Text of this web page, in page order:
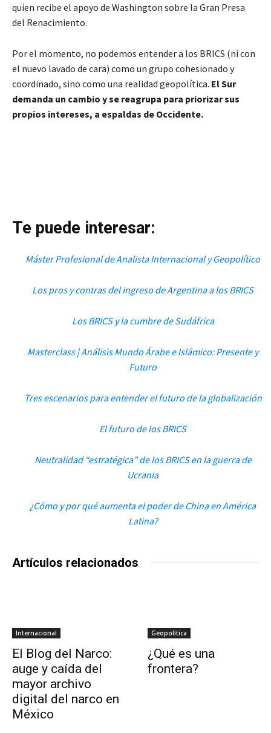
quien recibe el apoyo de Washington sobre la Gran Presa
del Renacimiento.
Por el momento, no podemos entender a los BRICS (ni con
el nuevo lavado de cara) como un grupo cohesionado y
coordinado, sino como una realidad geopolítica. El Sur
demanda un cambio y se reagrupa para priorizar sus
propios intereses, a espaldas de Occidente.
Te puede interesar:
Máster Profesional de Analista Internacional y Geopolítico
Los pros y contras del ingreso de Argentina a los BRICS
Los BRICS y la cumbre de Sudáfrica
Masterclass | Análisis Mundo Árabe e Islámico: Presente y
Futuro
Tres escenarios para entender el futuro de la globalización
El futuro de los BRICS
Neutralidad “estratégica” de los BRICS en la guerra de
Ucrania
¿Cómo y por qué aumenta el poder de China en América
Latina?
Artículos relacionados
Internacional
El Blog del Narco:
auge y caída del
mayor archivo
digital del narco en
México
Geopolítica
¿Qué es una
frontera?